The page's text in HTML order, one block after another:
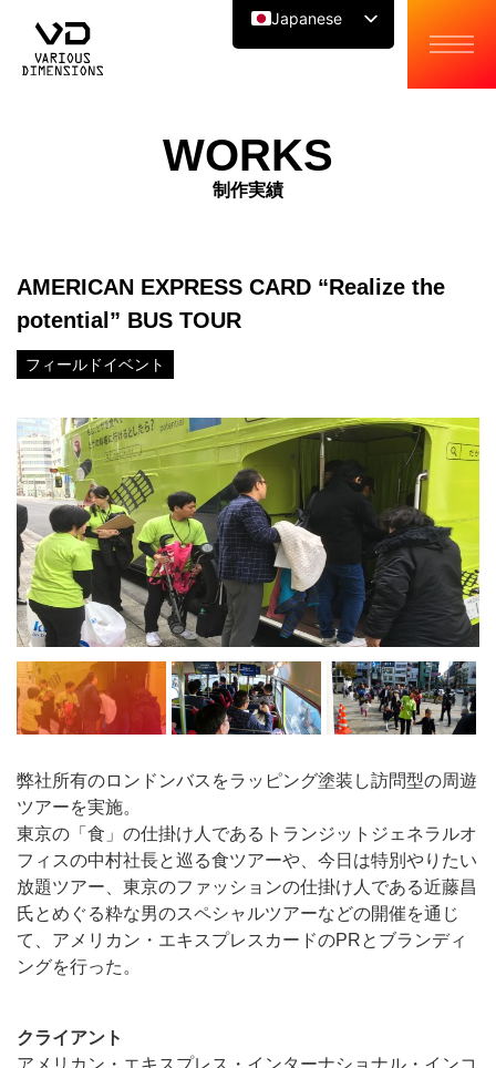
Japanese
English
WORKS
制作実績
AMERICAN EXPRESS CARD “Realize the
potential” BUS TOUR
フィールドイベント
弊社所有のロンドンバスをラッピング塗装し訪問型の周遊
ツアーを実施。
東京の「食」の仕掛け人であるトランジットジェネラルオ
フィスの中村社長と巡る食ツアーや、今日は特別やりたい
放題ツアー、東京のファッションの仕掛け人である近藤昌
氏とめぐる粋な男のスペシャルツアーなどの開催を通じ
て、アメリカン・エキスプレスカードのPRとブランディ
ングを行った。
クライアント
アメリカン・エキスプレス・インターナショナル・インコ